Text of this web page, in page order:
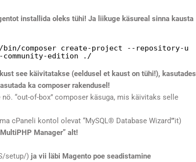
installida oleks tühi! Ja liikuge käsureal sinna kausta
composer create-project --repository-u
edition
./
see käivitatakse (eeldusel et kaust on tühi!), kasutades
ka composer rakendusel!
“out-of-box” composer käsuga, mis käivitaks selle
cPaneli kontol olevat “MySQL® Database Wizard”’it)
Manager” alt!
setup/) ja vii läbi Magento poe seadistamine